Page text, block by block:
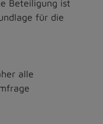
Beteiligung ist
für die
alle